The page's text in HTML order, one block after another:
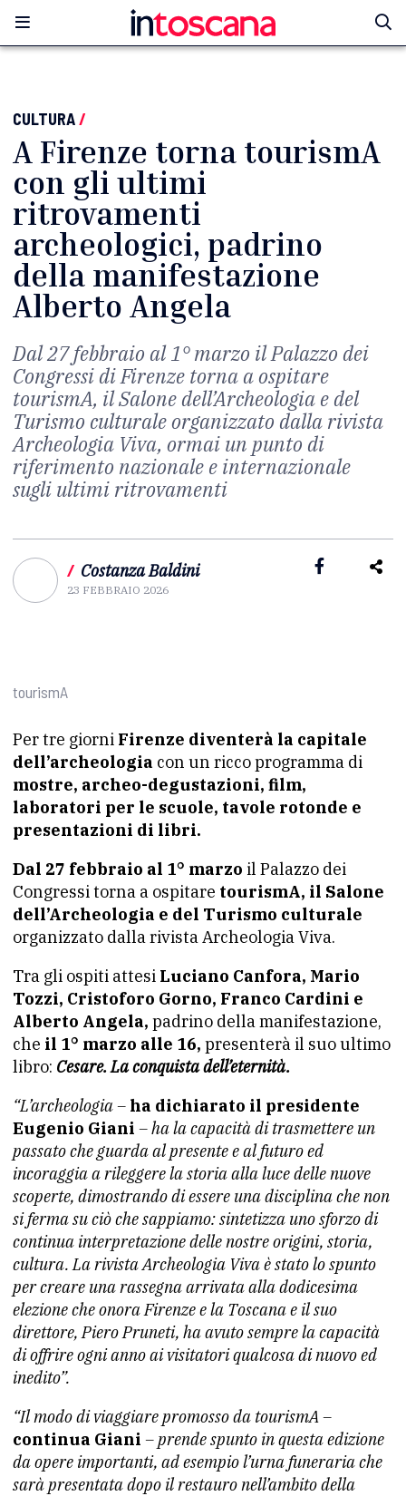
CULTURA/
A Firenze torna tourismA
con gli ultimi
ritrovamenti
archeologici, padrino
della manifestazione
Alberto Angela
Dal 27 febbraio al 1° marzo il Palazzo dei
Congressi di Firenze torna a ospitare
tourismA, il Salone dell’Archeologia e del
Turismo culturale organizzato dalla rivista
Archeologia Viva, ormai un punto di
riferimento nazionale e internazionale
sugli ultimi ritrovamenti
/ Costanza Baldini
23 FEBBRAIO 2026
tourismA
Per tre giorni Firenze diventerà la capitale
dell’archeologia con un ricco programma di
mostre, archeo-degustazioni, film,
laboratori per le scuole, tavole rotonde e
presentazioni di libri.
Dal 27 febbraio al 1° marzo il Palazzo dei
Congressi torna a ospitare tourismA, il Salone
dell’Archeologia e del Turismo culturale
organizzato dalla rivista Archeologia Viva.
Tra gli ospiti attesi Luciano Canfora, Mario
Tozzi, Cristoforo Gorno, Franco Cardini e
Alberto Angela, padrino della manifestazione,
che il 1° marzo alle 16, presenterà il suo ultimo
libro: Cesare. La conquista dell’eternità.
“L’archeologia – ha dichiarato il presidente
Eugenio Giani – ha la capacità di trasmettere un
passato che guarda al presente e al futuro ed
incoraggia a rileggere la storia alla luce delle nuove
scoperte, dimostrando di essere una disciplina che non
si ferma su ciò che sappiamo: sintetizza uno sforzo di
continua interpretazione delle nostre origini, storia,
cultura. La rivista Archeologia Viva è stato lo spunto
per creare una rassegna arrivata alla dodicesima
elezione che onora Firenze e la Toscana e il suo
direttore, Piero Pruneti, ha avuto sempre la capacità
di offrire ogni anno ai visitatori qualcosa di nuovo ed
inedito”.
“Il modo di viaggiare promosso da tourismA –
continua Giani – prende spunto in questa edizione
da opere importanti, ad esempio l’urna funeraria che
sarà presentata dopo il restauro nell’ambito della